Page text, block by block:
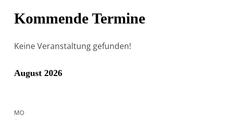
Kommende Termine
Keine Veranstaltung gefunden!
August 2026
MO